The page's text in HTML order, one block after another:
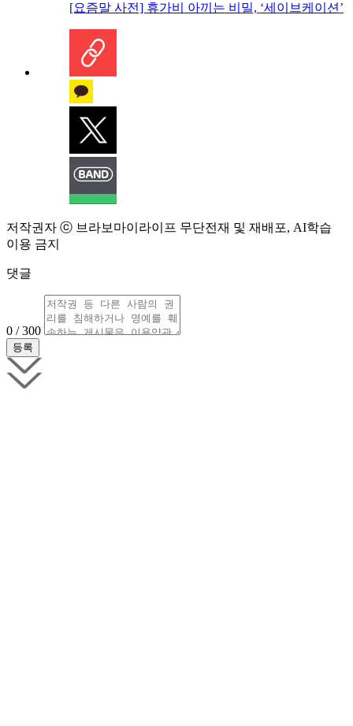
[요즘말 사전] 휴가비 아끼는 비밀, ‘세이브케이션’
저작권자 ⓒ 브라보마이라이프 무단전재 및 재배포, AI학습
이용 금지
댓글
0 / 300